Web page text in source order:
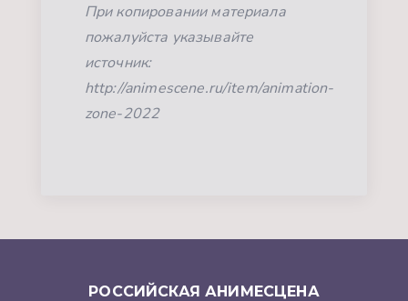
При копировании материала
пожалуйста указывайте
источник:
http://animescene.ru/item/animation-
zone-2022
РОССИЙСКАЯ АНИМЕСЦЕНА